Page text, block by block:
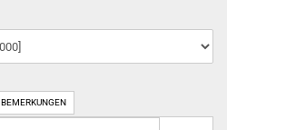
BEMERKUNGEN